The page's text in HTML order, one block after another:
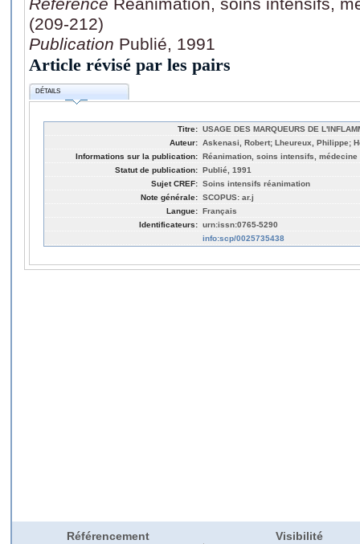
(209-212)
Publication Publié, 1991
Article révisé par les pairs
DÉTAILS
Titre: USAGE DES MARQUEURS DE
Auteur: Askenasi, Robert; Lheureux, Philippe;
Informations sur la publication: Réanimation, soins intensifs, médecine
Statut de publication: Publié, 1991
Sujet CREF: Soins intensifs réanimation
Note générale: SCOPUS: ar.j
Langue: Français
Identificateurs: urn:issn:0765-5290
info:scp/0025735438
Référencement Visibilité